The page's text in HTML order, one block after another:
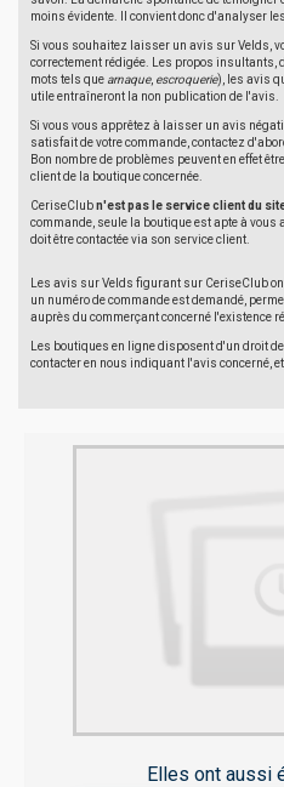
moins évidente. Il convient donc d'analyser
Si vous souhaitez laisser un avis sur Velds,
correctement rédigée. Les propos
mots tels que arnaque, escroquerie), les avis
utile entraîneront la non publication de l'avis.
Si vous vous apprêtez à laisser un avis
satisfait de votre commande, contactez
Bon nombre de problèmes peuvent en effet
client de la boutique concernée.
CeriseClubn'est pas le service client du
commande, seule la boutique est apte à vous
doit être contactée via son service client.
Les avis sur Velds figurant sur CeriseClub
un numéro de commande est demandé,
auprès du commerçant concerné l'existence
Les boutiques en ligne disposent d'un droit
contacter en nous indiquant l'avis concerné,
Elles ont aussi